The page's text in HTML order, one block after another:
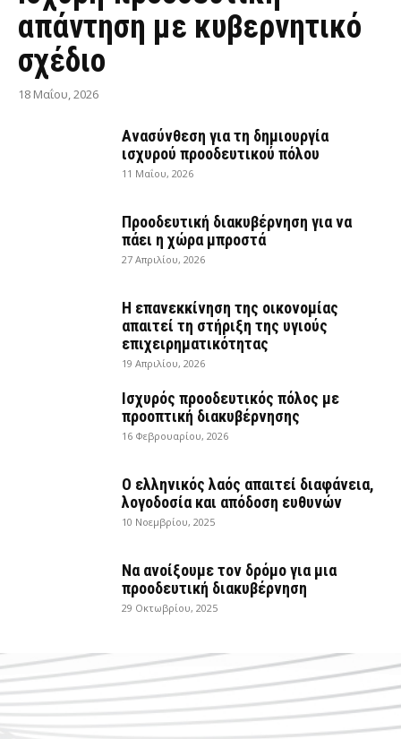
απάντηση με κυβερνητικό
σχέδιο
18 Μαΐου, 2026
Ανασύνθεση για τη δημιουργία
ισχυρού προοδευτικού πόλου
11 Μαΐου, 2026
Προοδευτική διακυβέρνηση για να
πάει η χώρα μπροστά
27 Απριλίου, 2026
Η επανεκκίνηση της οικονομίας
απαιτεί τη στήριξη της υγιούς
επιχειρηματικότητας
19 Απριλίου, 2026
Ισχυρός προοδευτικός πόλος με
προοπτική διακυβέρνησης
16 Φεβρουαρίου, 2026
Ο ελληνικός λαός απαιτεί διαφάνεια,
λογοδοσία και απόδοση ευθυνών
10 Νοεμβρίου, 2025
Να ανοίξουμε τον δρόμο για μια
προοδευτική διακυβέρνηση
29 Οκτωβρίου, 2025